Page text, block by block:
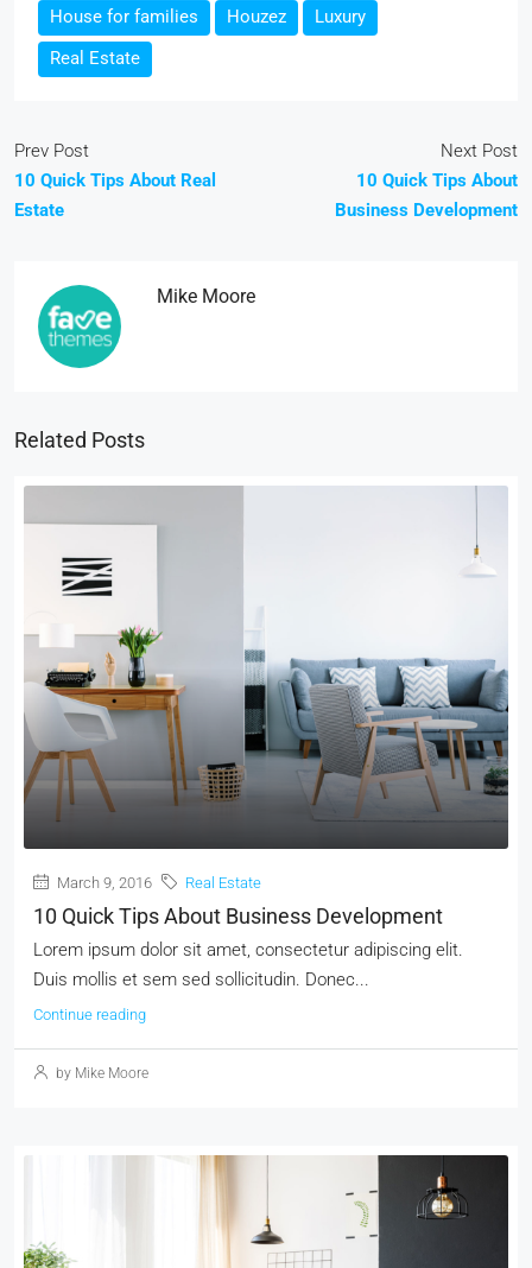
House for families
Houzez
Luxury
Real Estate
Prev Post
10 Quick Tips About Real
Estate
Next Post
10 Quick Tips About
Business Development
Mike Moore
Related Posts
March 9, 2016 Real Estate
10 Quick Tips About Business Development
Lorem ipsum dolor sit amet, consectetur adipiscing elit.
Duis mollis et sem sed sollicitudin. Donec...
Continue reading
by Mike Moore